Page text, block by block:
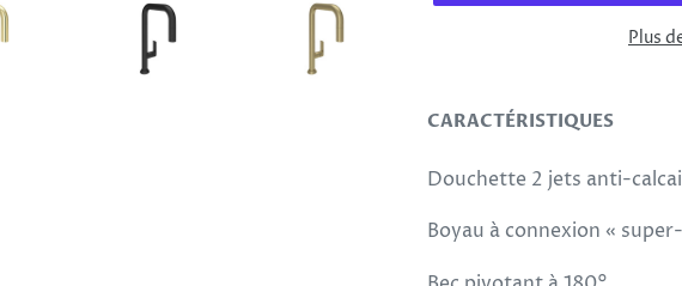
Plus
d'un
à
panier
CARACTÉRISTIQUES
Douchette 2 jets anti-
Boyau à connexion «